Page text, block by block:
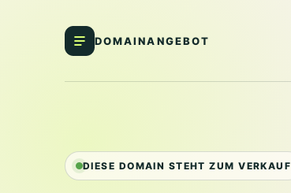
DOMAINANGEBOT
DIESE DOMAIN STEHT ZUM VERKAUF